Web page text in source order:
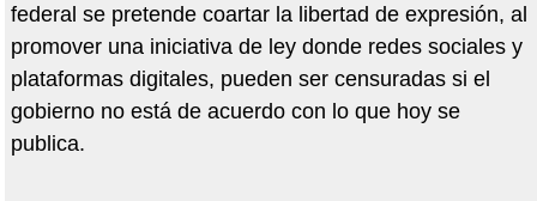
federal se pretende coartar la libertad de expresión, al
promover una iniciativa de ley donde redes sociales y
plataformas digitales, pueden ser censuradas si el
gobierno no está de acuerdo con lo que hoy se
publica.